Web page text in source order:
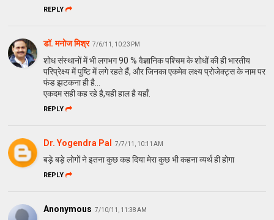
REPLY
डॉ. मनोज मिश्र 7/6/11, 10:23 PM
शोध संस्थानों में भी लगभग 90 % वैज्ञानिक पश्चिम के शोधों की ही भारतीय
परिप्रेक्ष्य में पुष्टि में लगे रहते हैं, और जिनका एकमेव लक्ष्य प्रोजेक्ट्स के नाम पर
फंड झटकना ही है...
एकदम सही कह रहे है,यही हाल है यहाँ.
REPLY
Dr. Yogendra Pal 7/7/11, 10:11 AM
बड़े बड़े लोगों ने इतना कुछ कह दिया मेरा कुछ भी कहना व्यर्थ ही होगा
REPLY
Anonymous 7/10/11, 11:38 AM